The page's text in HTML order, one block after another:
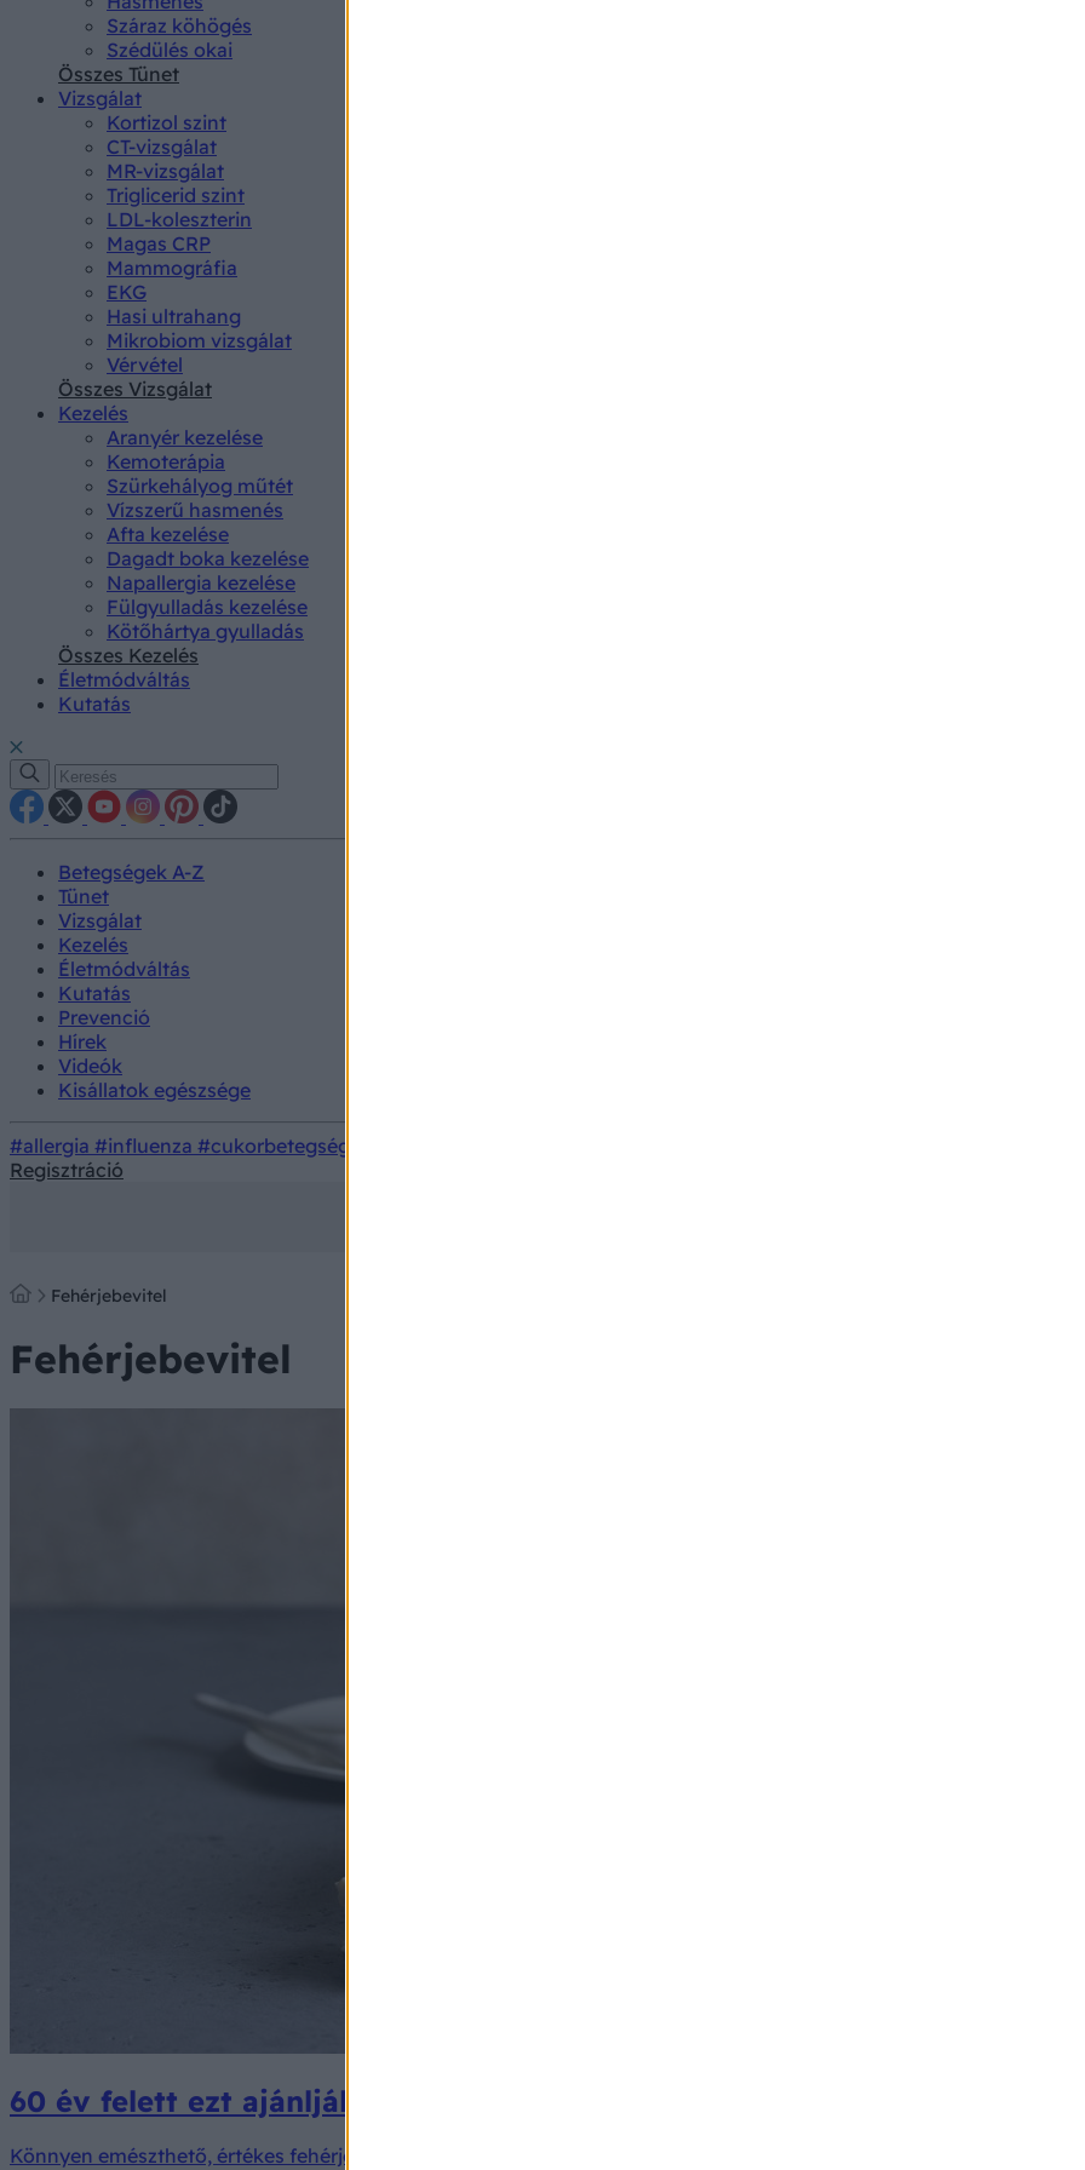
Száraz köhögés
Szédülés okai
Összes Tünet
Vizsgálat
Kortizol szint
CT-vizsgálat
MR-vizsgálat
Triglicerid szint
LDL-koleszterin
Magas CRP
Mammográfia
EKG
Hasi ultrahang
Mikrobiom vizsgálat
Vérvétel
Összes Vizsgálat
Kezelés
Aranyér kezelése
Kemoterápia
Szürkehályog műtét
Vízszerű hasmenés
Afta kezelése
Dagadt boka kezelése
Napallergia kezelése
Fülgyulladás kezelése
Kötőhártya gyulladás
Összes Kezelés
Életmódváltás
Kutatás
Betegségek A-Z
Tünet
Vizsgálat
Kezelés
Életmódváltás
Kutatás
Prevenció
Hírek
Videók
Kisállatok egészsége
#allergia #influenza #cukorbetegség
Regisztráció
Fehérjebevitel
Fehérjebevitel
60 év felett ezt ajánlják egyre többen a túró helyett – nem véletlenül
Könnyen emészthető, értékes fehérjeforrás, amely sós és édes ételekben egyaránt sokoldalúan felhasználható.